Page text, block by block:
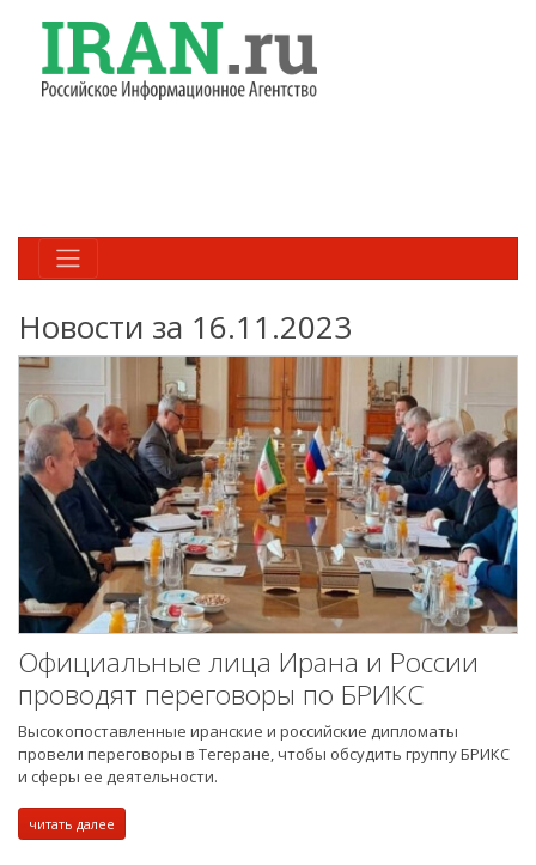
Новости за 16.11.2023
Официальные лица Ирана и России
проводят переговоры по БРИКС
Высокопоставленные иранские и российские дипломаты
провели переговоры в Тегеране, чтобы обсудить группу БРИКС
и сферы ее деятельности.
читать далее